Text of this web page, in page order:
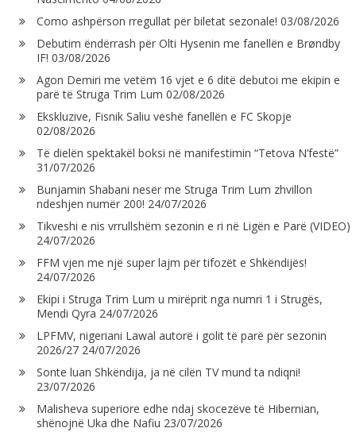
Como ashpërson rregullat për biletat sezonale! 03/08/2026
Debutim ëndërrash për Olti Hysenin me fanellën e Brøndby
IF! 03/08/2026
Agon Demiri me vetëm 16 vjet e 6 ditë debutoi me ekipin e
parë të Struga Trim Lum 02/08/2026
Ekskluzive, Fisnik Saliu veshë fanellën e FC Skopje
02/08/2026
Të dielën spektakël boksi në manifestimin “Tetova N’festë”
31/07/2026
Bunjamin Shabani nesër me Struga Trim Lum zhvillon
ndeshjen numër 200! 24/07/2026
Tikveshi e nis vrrullshëm sezonin e ri në Ligën e Parë (VIDEO)
24/07/2026
FFM vjen me një super lajm për tifozët e Shkëndijës!
24/07/2026
Ekipi i Struga Trim Lum u mirëprit nga numri 1 i Strugës,
Mendi Qyra 24/07/2026
LPFMV, nigeriani Lawal autorë i golit të parë për sezonin
2026/27 24/07/2026
Sonte luan Shkëndija, ja në cilën TV mund ta ndiqni!
23/07/2026
Malisheva superiore edhe ndaj skocezëve të Hibernian,
shënojnë Uka dhe Nafiu 23/07/2026